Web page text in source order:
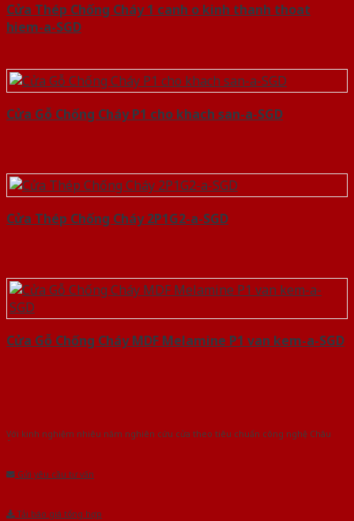
Cửa Thép Chống Cháy 1 canh o kinh thanh thoat
hiem-a-SGD
Cửa Gỗ Chống Cháy P1 cho khach san-a-SGD
Cửa Thép Chống Cháy 2P1G2-a-SGD
Cửa Gỗ Chống Cháy MDF Melamine P1 van kem-a-SGD
Với kinh nghiệm nhiêu năm nghiên cứu cửa theo tiêu chuẩn công nghệ Châu
Gửi yêu cầu tư vấn
Tải báo giá tổng hợp